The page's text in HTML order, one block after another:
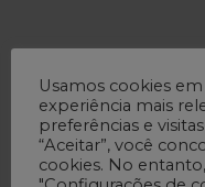
Usamos cookies
experiência mais
preferências e
“Aceitar”, você
cookies. No